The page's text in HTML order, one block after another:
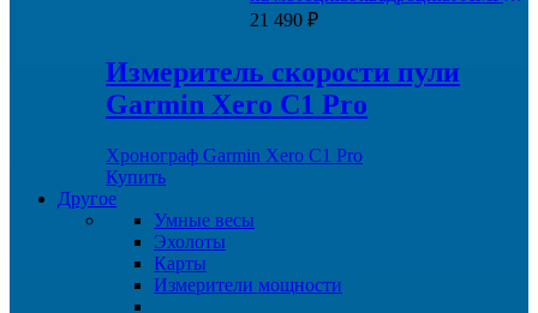
аудио и кабелем питания
21 490 ₽
Измеритель скорости пули
Garmin Xero C1 Pro
Хронограф Garmin Xero C1 Pro
Купить
Другое
Умные весы
Эхолоты
Карты
Измерители мощности